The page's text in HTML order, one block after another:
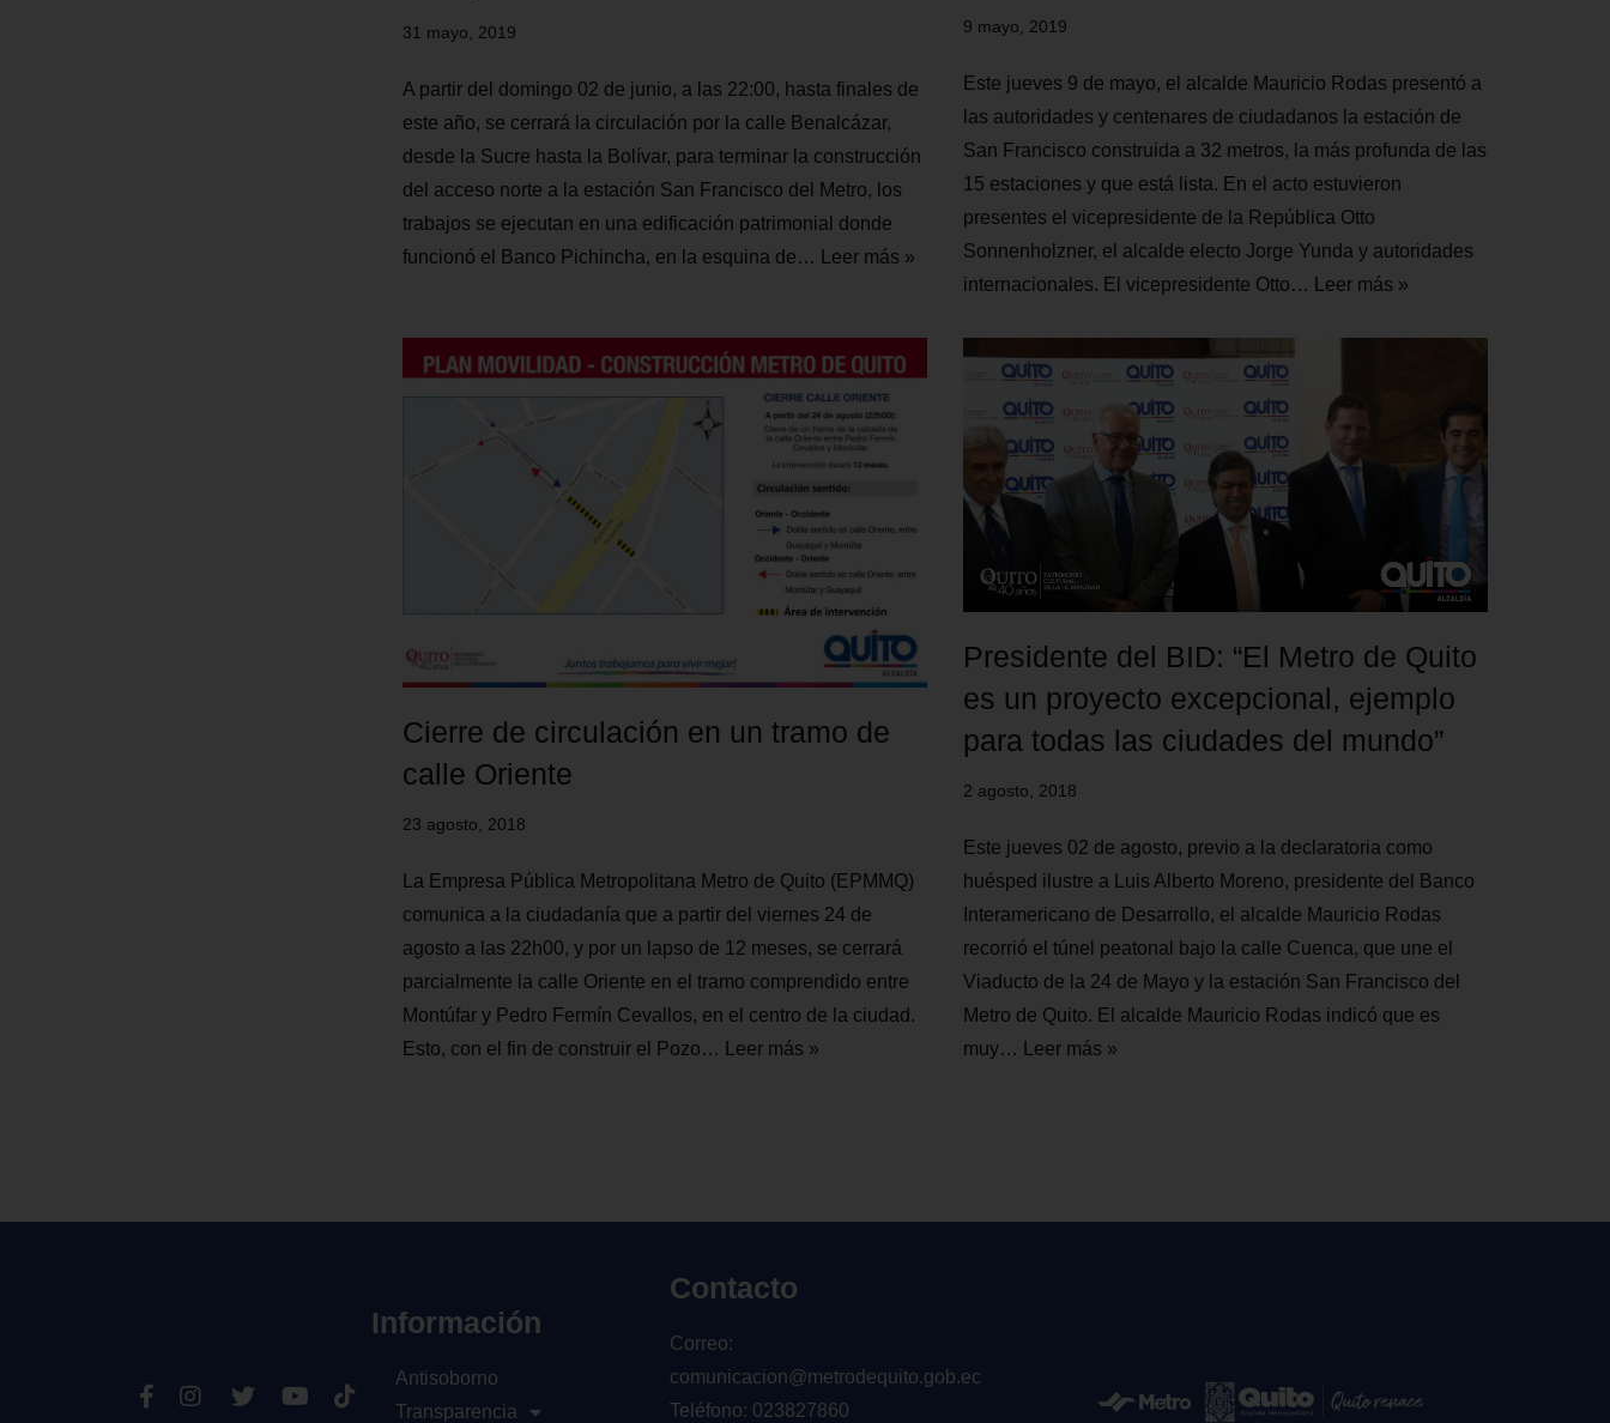
31 mayo, 2019
A partir del domingo 02 de junio, a las 22:00, hasta finales de
este año, se cerrará la circulación por la calle Benalcázar,
desde la Sucre hasta la Bolívar, para terminar la construcción
del acceso norte a la estación San Francisco del Metro, los
trabajos se ejecutan en una edificación patrimonial donde
funcionó el Banco Pichincha, en la esquina de…
Leer más »
9 mayo, 2019
Este jueves 9 de mayo, el alcalde Mauricio Rodas presentó a
las autoridades y centenares de ciudadanos la estación de
San Francisco construida a 32 metros, la más profunda de las
15 estaciones y que está lista. En el acto estuvieron
presentes el vicepresidente de la República Otto
Sonnenholzner, el alcalde electo Jorge Yunda y autoridades
internacionales. El vicepresidente Otto… Leer más »
Cierre de circulación en un tramo de
calle Oriente
23 agosto, 2018
La Empresa Pública Metropolitana Metro de Quito (EPMMQ)
comunica a la ciudadanía que a partir del viernes 24 de
agosto a las 22h00, y por un lapso de 12 meses, se cerrará
parcialmente la calle Oriente en el tramo comprendido entre
Montúfar y Pedro Fermín Cevallos, en el centro de la ciudad.
Esto, con el fin de construir el Pozo… Leer más »
Presidente del BID: “El Metro de Quito
es un proyecto excepcional, ejemplo
para todas las ciudades del mundo”
2 agosto, 2018
Este jueves 02 de agosto, previo a la declaratoria como
huésped ilustre a Luis Alberto Moreno, presidente del Banco
Interamericano de Desarrollo, el alcalde Mauricio Rodas
recorrió el túnel peatonal bajo la calle Cuenca, que une el
Viaducto de la 24 de Mayo y la estación San Francisco del
Metro de Quito. El alcalde Mauricio Rodas indicó que es
muy…
Leer más »
Información
Antisoborno
Transparencia
Contacto
Correo:
comunicacion@metrodequito.gob.ec
Teléfono: 023827860